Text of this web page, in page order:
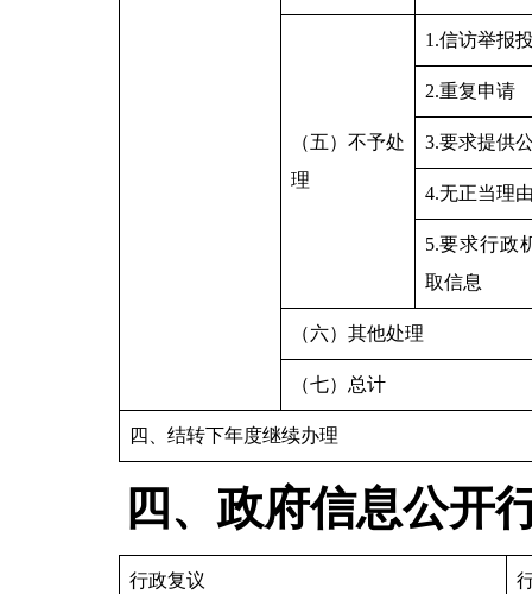
（五）不予处
理
1.信访举报
2.重复申请
3.要求提供
4.无正当理
5.要求行政
取信息
（六）其他处理
（七）总计
四、结转下年度继续办理
四、政府信息公开
行政复议